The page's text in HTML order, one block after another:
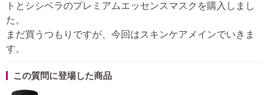
トとシシベラのプレミアムエッセンスマスクを購入しまし
た。
まだ買うつもりですが、今回はスキンケアメインでいきま
す。
この質問に登場した商品